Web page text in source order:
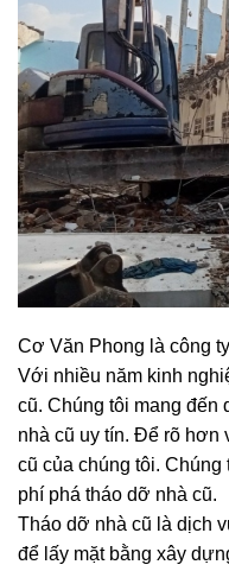
Cơ Văn Phong là công
Với nhiều năm kinh
cũ. Chúng tôi mang đến
nhà cũ uy tín. Để rõ hơn
cũ của chúng tôi.
phí phá tháo dỡ nhà cũ.
Tháo dỡ nhà cũ là dịch
để lấy mặt bằng xây